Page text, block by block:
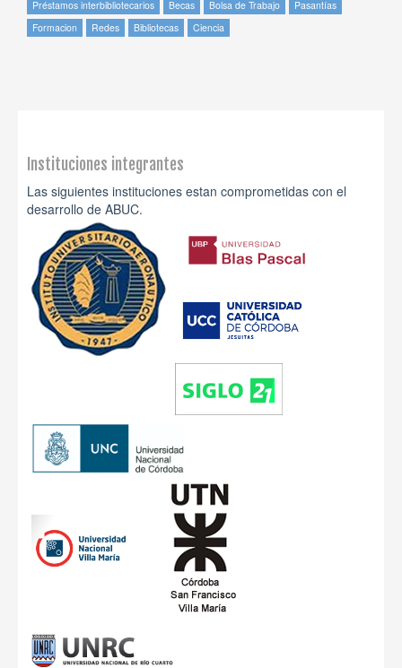
Préstamos interbibliotecarios
Becas Bolsa de Trabajo
Pasantías
Formacion
Redes Bibliotecas Ciencia
Instituciones integrantes
Las siguientes instituciones estan comprometidas con el
desarrollo de ABUC.